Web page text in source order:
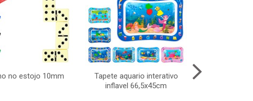
no estojo 10mm
Tapete aquario interativo
inflavel 66,5x45cm